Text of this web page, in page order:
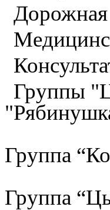
Дорожная
Группы
Группа
Группа